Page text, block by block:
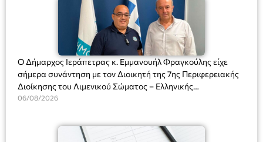
Ο Δήμαρχος Ιεράπετρας κ. Εμμανουήλ Φραγκούλης είχε
σήμερα συνάντηση με τον Διοικητή της 7ης Περιφερειακής
Διοίκησης του Λιμενικού Σώματος – Ελληνικής
Ακτοφυλακής (Λ.Σ.-ΕΛ.ΑΚΤ.), Αρχιπλοίαρχο Λ.Σ. κ. Ιωάννη
06/08/2026